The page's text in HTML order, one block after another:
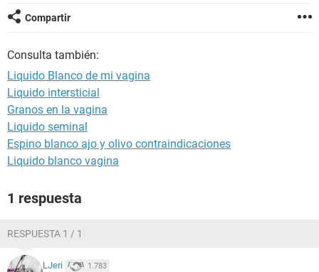
Compartir
Consulta también:
Liquido Blanco de mi vagina
Liquido intersticial
Granos en la vagina
Liquido seminal
Espino blanco ajo y olivo contraindicaciones
Liquido blanco vagina
1 respuesta
RESPUESTA 1 / 1
LJeri 1.783